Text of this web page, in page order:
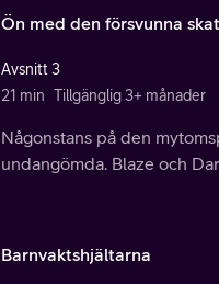
Ön med den försvunna
Avsnitt 3
21 min Tillgänglig 3+ månader
Någonstans på den
undangömda. Blaze och
Barnvaktshjältarna